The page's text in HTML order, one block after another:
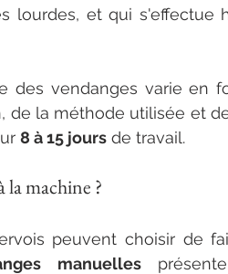
lourdes, et qui s'effectue
des vendanges varie en
de la méthode utilisée et
8 à 15 jours de travail.
machine ?
peuvent choisir de
manuelles